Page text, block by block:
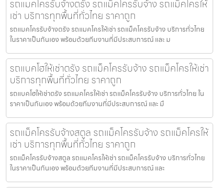
รถแมคโครรับจ้างตรัง รถแม็คโครรับจ้าง รถแม็คโครให้
เช่า บริการทุกพื้นที่ทั่วไทย ราคาถูก
รถแมคโครรับจ้างตรัง รถแมคโครให้เช่า รถแม็คโครรับจ้าง บริการทั่วไทย
ในราคาเป็นกันเอง พร้อมด้วยทีมงานที่มีประสบการณ์ และ ม
รถแบคโฮให้เช่าตรัง รถแม็คโครรับจ้าง รถแม็คโครให้เช่า
บริการทุกพื้นที่ทั่วไทย ราคาถูก
รถแบคโฮให้เช่าตรัง รถแมคโครให้เช่า รถแม็คโครรับจ้าง บริการทั่วไทย ใน
ราคาเป็นกันเอง พร้อมด้วยทีมงานที่มีประสบการณ์ และ มื
รถแม็คโครรับจ้างสตูล รถแม็คโครรับจ้าง รถแม็คโครให้
เช่า บริการทุกพื้นที่ทั่วไทย ราคาถูก
รถแม็คโครรับจ้างสตูล รถแมคโครให้เช่า รถแม็คโครรับจ้าง บริการทั่วไทย
ในราคาเป็นกันเอง พร้อมด้วยทีมงานที่มีประสบการณ์ และ